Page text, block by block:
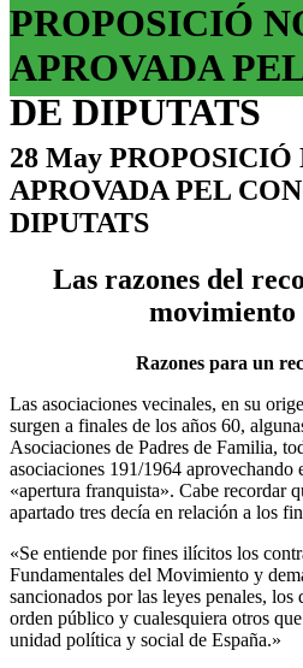
PROPOSICIÓ
APROVADA
DE DIPUTATS
28 May
APROVADA PEL
DIPUTATS
Las razones del
movimiento
Razones para un
Las asociaciones vecinales, en su
surgen a finales de los años 60,
Asociaciones de Padres de Familia,
asociaciones 191/1964 aprovechando
«apertura franquista». Cabe recordar
apartado tres decía en relación a los
«Se entiende por fines ilícitos los
Fundamentales del Movimiento y
sancionados por las leyes penales,
orden público y cualesquiera otros
unidad política y social de España.»